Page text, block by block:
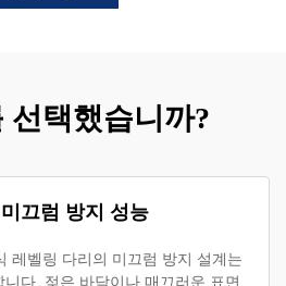
선택했습니까?
끄럼 방지 성능
레벨링 다리의 미끄럼 방지 설계는
다. 젖은 바닥이나 매끄러운 표면